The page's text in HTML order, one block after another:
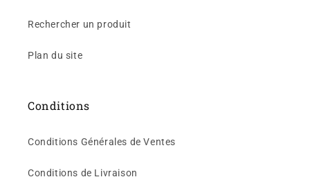
Rechercher un produit
Plan du site
Conditions
Conditions Générales de Ventes
Conditions de Livraison